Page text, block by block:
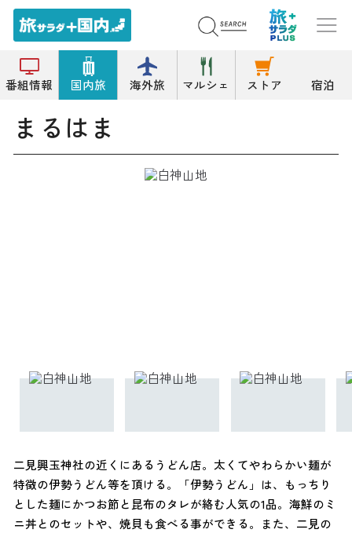
番組情報 国内旅 海外旅 マルシェ ストア 宿泊
トップ 郷土料理 まるはま
まるはま
二見興玉神社の近くにあるうどん店。太くてやわらかい麺が
特徴の伊勢うどん等を頂ける。「伊勢うどん」は、もっちり
とした麺にかつお節と昆布のタレが絡む人気の1品。海鮮のミ
ニ丼とのセットや、焼貝も食べる事ができる。また、二見の